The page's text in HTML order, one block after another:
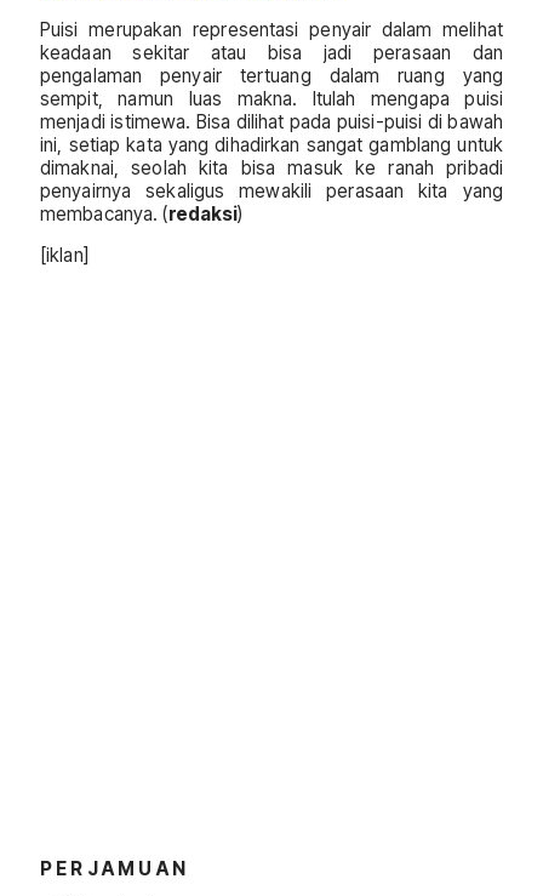
Puisi merupakan representasi penyair dalam melihat
keadaan sekitar atau bisa jadi perasaan dan
pengalaman penyair tertuang dalam ruang yang
sempit, namun luas makna. Itulah mengapa puisi
menjadi istimewa. Bisa dilihat pada puisi-puisi di bawah
ini, setiap kata yang dihadirkan sangat gamblang untuk
dimaknai, seolah kita bisa masuk ke ranah pribadi
penyairnya sekaligus mewakili perasaan kita yang
membacanya. (redaksi)
[iklan]
P E R J A M U A N